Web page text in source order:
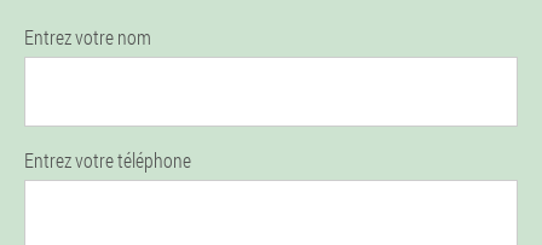
Entrez votre nom
Entrez votre téléphone